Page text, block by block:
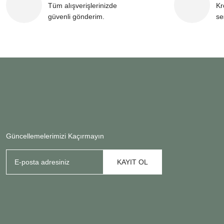
Tüm alışverişlerinizde
güvenli gönderim.
Güncellemelerimizi Kaçırmayın
KAYIT OL